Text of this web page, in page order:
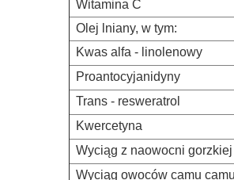
Witamina C
Olej lniany, w tym:
Kwas alfa - linolenowy
Proantocyjanidyny
Trans - resweratrol
Kwercetyna
Wyciąg z naowocni
Wyciąg owoców camu camu